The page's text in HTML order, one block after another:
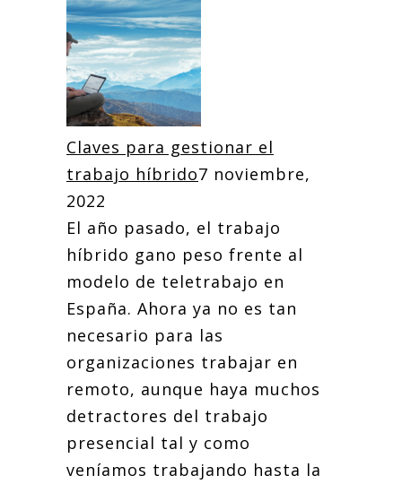
Claves para gestionar el
trabajo híbrido7 noviembre,
2022
El año pasado, el trabajo
híbrido gano peso frente al
modelo de teletrabajo en
España. Ahora ya no es tan
necesario para las
organizaciones trabajar en
remoto, aunque haya muchos
detractores del trabajo
presencial tal y como
veníamos trabajando hasta la